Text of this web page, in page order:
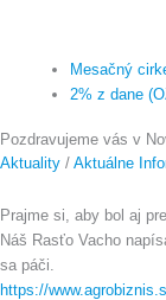
Mesačný
2% z dane
Pozdravujeme vás v
Aktuality / Aktuálne
Prajme si, aby bol aj
Náš Rasťo Vacho
sa páči.
https://